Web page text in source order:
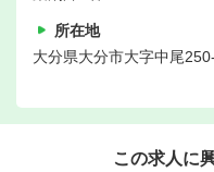
所在地
大分県大分市大字中尾
この求人に